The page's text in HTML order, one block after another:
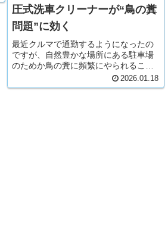
圧式洗車クリーナーが“鳥の糞
問題”に効く
最近クルマで通勤するようになったの
ですが、自然豊かな場所にある駐車場
のためか鳥の糞に頻繁にやられること
があります。「また落とされてる…」
そんな日が続くと、ボディのダメージ
2026.01.18